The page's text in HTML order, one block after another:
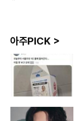
아주PICK >